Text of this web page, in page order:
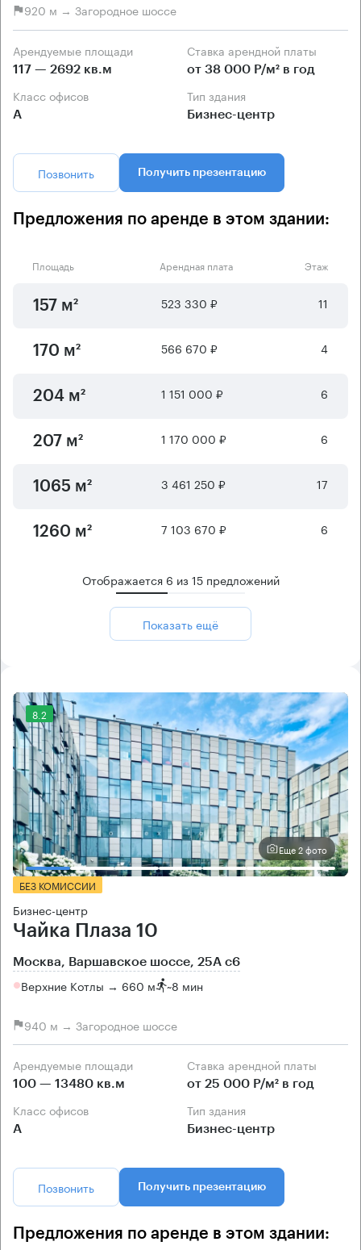
920 м → Загородное шоссе
Арендуемые площади
117 — 2692 кв.м
Ставка арендной платы
от 38 000 Р/м² в год
Класс офисов
А
Тип здания
Бизнес-центр
Позвонить Получить презентацию
Предложения по аренде в этом здании:
Площадь Арендная плата Этаж
157 м² 523 330 ₽ 11
170 м² 566 670 ₽ 4
204 м² 1 151 000 ₽ 6
207 м² 1 170 000 ₽ 6
1065 м² 3 461 250 ₽ 17
1260 м² 7 103 670 ₽ 6
Отображается 6 из15предложений
Показать ещё
8.2
Еще 2 фото
БЕЗ КОМИССИИ
Бизнес-центр
Чайка Плаза 10
Москва, Варшавское шоссе, 25А с6
Верхние Котлы → 660 м ~8 мин
940 м → Загородное шоссе
Арендуемые площади
100 — 13480 кв.м
Ставка арендной платы
от 25 000 Р/м² в год
Класс офисов
А
Тип здания
Бизнес-центр
Позвонить Получить презентацию
Предложения по аренде в этом здании: